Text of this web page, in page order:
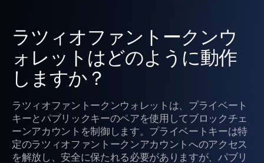
ラツィオファントークンウ
ォレットはどのように動作
しますか？
ラツィオファントークンウォレットは、プライベート
キーとパブリックキーのペアを使用してブロックチェ
ーンアカウントを制御します。プライベートキーは特
定のラツィオファントークンアカウントへのアクセス
を解放し、安全に保たれる必要がありますが、パブリ